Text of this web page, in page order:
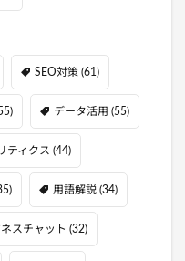
SEO対策 (61)
データ活用 (55)
ティクス (44)
用語解説 (34)
ネスチャット (32)